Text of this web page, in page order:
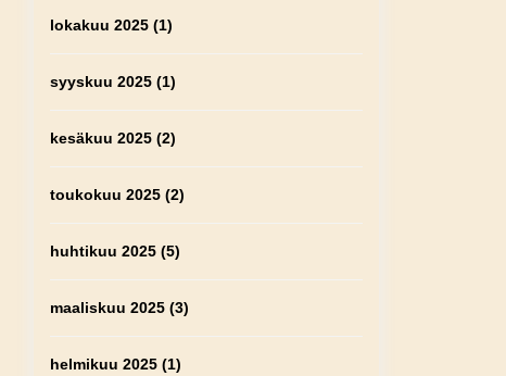
lokakuu 2025 (1)
syyskuu 2025 (1)
kesäkuu 2025 (2)
toukokuu 2025 (2)
huhtikuu 2025 (5)
maaliskuu 2025 (3)
helmikuu 2025 (1)